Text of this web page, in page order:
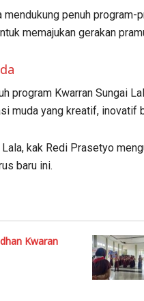
mendukung penuh
memajukan gerakan
program Kwarran Sungai
muda yang kreatif, inovatif
kak Redi Prasetyo
baru ini.
Kwaran